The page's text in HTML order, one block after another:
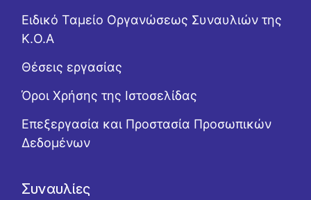
Ειδικό Ταμείο Οργανώσεως Συναυλιών της
Κ.Ο.Α
Θέσεις εργασίας
Όροι Χρήσης της Ιστοσελίδας
Επεξεργασία και Προστασία Προσωπικών
Δεδομένων
Συναυλίες